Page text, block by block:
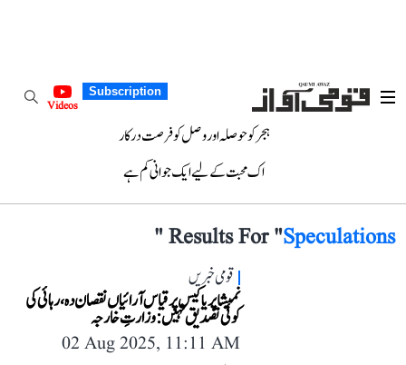
Subscription
Videos
ہجر کو حوصلہ اور وصل کو فرصت درکار
اک محبت کے لیے ایک جوانی کم ہے
Results For "Speculations
"
قومی خبریں
نمیشا پریا کیس پر قیاس آرائیاں نقصان دہ، رہائی کی
کوئی تصدیق نہیں: وزارتِ خارجہ
02 Aug 2025, 11:11 AM